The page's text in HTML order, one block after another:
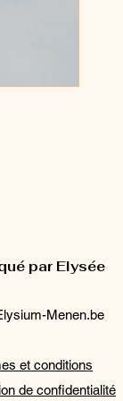
par Elysée
Menen.be
et conditions
de confidentialité